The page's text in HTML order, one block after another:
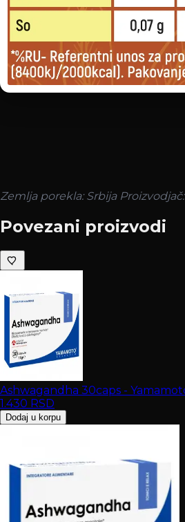
Zemlja porekla: Srbija
Povezani proizvodi
Ashwagandha 30caps -
1.430 RSD
Dodaj u korpu